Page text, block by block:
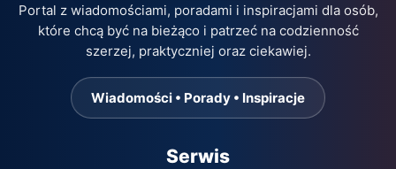
Portal z wiadomościami, poradami i inspiracjami dla osób,
które chcą być na bieżąco i patrzeć na codzienność
szerzej, praktyczniej oraz ciekawiej.
Wiadomości • Porady • Inspiracje
Serwis